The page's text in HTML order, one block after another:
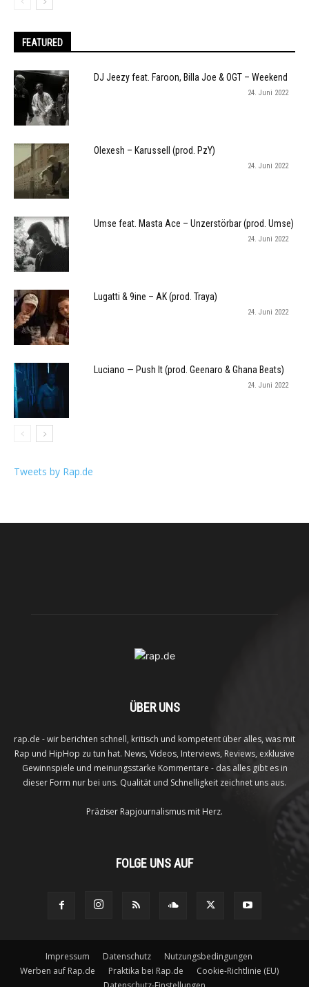
FEATURED
DJ Jeezy feat. Faroon, Billa Joe & OGT – Weekend
24. Juni 2022
Olexesh – Karussell (prod. PzY)
24. Juni 2022
Umse feat. Masta Ace – Unzerstörbar (prod. Umse)
24. Juni 2022
Lugatti & 9ine – AK (prod. Traya)
24. Juni 2022
Luciano — Push It (prod. Geenaro & Ghana Beats)
24. Juni 2022
Tweets by Rap.de
ÜBER UNS
rap.de - wir berichten schnell, kritisch und kompetent über alles, was mit
Rap und HipHop zu tun hat. News, Videos, Interviews, Reviews, exklusive
Gewinnspiele und meinungsstarke Kommentare - das alles gibt es in
dieser Form nur bei uns. Qualität und Schnelligkeit zeichnet uns aus.
Präziser Rapjournalismus mit Herz.
FOLGE UNS AUF
Impressum Datenschutz
Nutzungsbedingungen
Werben auf Rap.de
Praktika bei Rap.de
Cookie-Richtlinie (EU)